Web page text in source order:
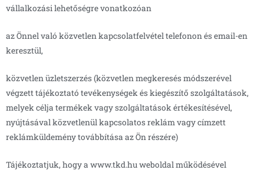
vállalkozási lehetőségre vonatkozóan
az Önnel való közvetlen kapcsolatfelvétel telefonon és email-en
keresztül,
közvetlen üzletszerzés (közvetlen megkeresés módszerével
végzett tájékoztató tevékenységek és kiegészítő szolgáltatások,
melyek célja termékek vagy szolgáltatások értékesítésével,
nyújtásával közvetlenül kapcsolatos reklám vagy címzett
reklámküldemény továbbítása az Ön részére)
Tájékoztatjuk, hogy a www.tkd.hu weboldal működésével